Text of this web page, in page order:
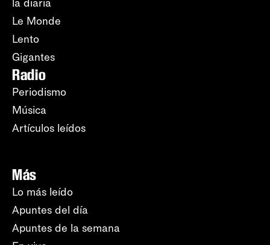
la diaria
Le Monde
Lento
Gigantes
Radio
Periodismo
Música
Artículos leídos
Más
Lo más leído
Apuntes del día
Apuntes de la semana